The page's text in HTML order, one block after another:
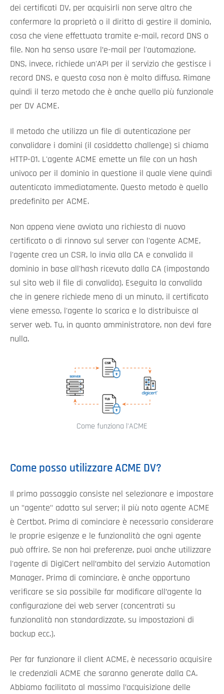
dei certificati DV, per acquisirli non serve altro che
confermare la proprietà o il diritto di gestire il dominio,
cosa che viene effettuata tramite e-mail, record DNS o
file. Non ha senso usare l’e-mail per l'automazione.
DNS, invece, richiede un'API per il servizio che gestisce i
record DNS, e questa cosa non è molto diffusa. Rimane
quindi il terzo metodo che è anche quello più funzionale
per DV ACME.
Il metodo che utilizza un file di autenticazione per
convalidare i domini (il cosiddetto challenge) si chiama
HTTP-01. L'agente ACME emette un file con un hash
univoco per il dominio in questione il quale viene quindi
autenticato immediatamente. Questo metodo è quello
predefinito per ACME.
Non appena viene avviata una richiesta di nuovo
certificato o di rinnovo sul server con l'agente ACME,
l'agente crea un CSR, lo invia alla CA e convalida il
dominio in base all'hash ricevuto dalla CA (impostando
sul sito web il file di convalida). Eseguita la convalida
che in genere richiede meno di un minuto, il certificato
viene emesso, l'agente lo scarica e lo distribuisce al
server web. Tu, in quanto amministratore, non devi fare
nulla.
Come funziona l'ACME
Come posso utilizzare ACME DV?
Il primo passaggio consiste nel selezionare e impostare
un "agente" adatto sul server; il più noto agente ACME
è Certbot. Prima di cominciare è necessario considerare
le proprie esigenze e le funzionalità che ogni agente
può offrire. Se non hai preferenze, puoi anche utilizzare
l'agente di DigiCert nell’ambito del servizio Automation
Manager. Prima di cominciare, è anche opportuno
verificare se sia possibile far modificare all’agente la
configurazione dei web server (concentrati su
funzionalità non standardizzate, su impostazioni di
backup ecc.).
Per far funzionare il client ACME, è necessario acquisire
le credenziali ACME che saranno generate dalla CA.
Abbiamo facilitato al massimo l’acquisizione delle